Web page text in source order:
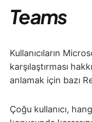
Teams
Kullanıcıların
karşılaştırması
anlamak için bazı
Çoğu kullanıcı,